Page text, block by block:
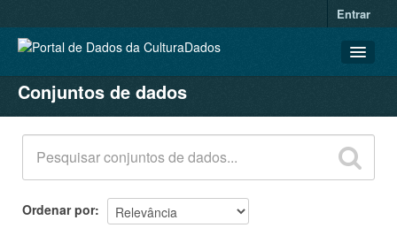
Entrar
CONJUNTOS DE DADOS
ORGANIZAÇÕES
GRUPOS
SOBRE
Conjuntos de dados
Ordenar por